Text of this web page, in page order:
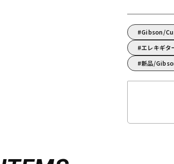
Gibson/
エレキギタ
新品/